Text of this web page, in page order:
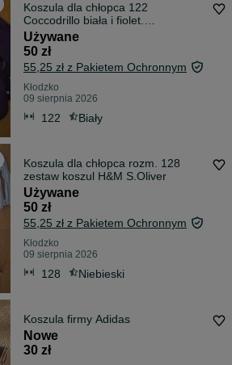
Koszula dla chłopca 122
Coccodrillo biała i fiolet.
H&M.Zestaw koszul
Używane
50 zł
55,25 zł z Pakietem Ochronnym
Kłodzko
09 sierpnia 2026
122 Biały
Koszula dla chłopca rozm. 128
zestaw koszul H&M S.Oliver
Używane
50 zł
55,25 zł z Pakietem Ochronnym
Kłodzko
09 sierpnia 2026
128 Niebieski
Koszula firmy Adidas
Nowe
30 zł